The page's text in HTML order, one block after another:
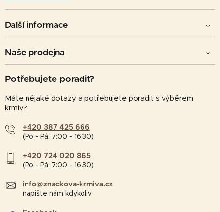
Další informace
Naše prodejna
Potřebujete poradit?
Máte nějaké dotazy a potřebujete poradit s výběrem
krmiv?
+420 387 425 666
(Po - Pá: 7:00 - 16:30)
+420 724 020 865
(Po - Pá: 7:00 - 16:30)
info@znackova-krmiva.cz
napište nám kdykoliv